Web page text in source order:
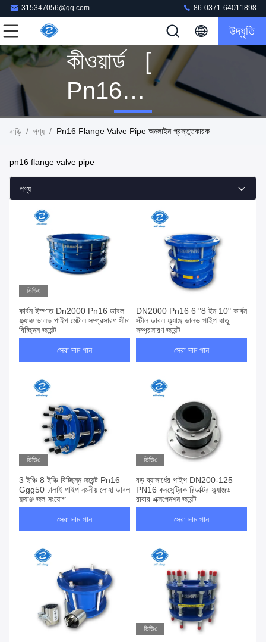
315347056@qq.com 86-0371-64011898
উদ্ধৃতি
কীওয়ার্ড [
Pn16
Flange
মিল 36 পণ্য
বাড়ি / পণ্য / Pn16 Flange Valve Pipe অনলাইন প্রস্তুতকারক
pn16 flange valve pipe
পণ্য
ভিডিও
কার্বন ইস্পাত Dn2000 Pn16 ডাবল
ফ্ল্যাঞ্জ ভালভ পাইপ মেটাল সম্প্রসারণ সীমা
বিচ্ছিন্ন জয়েন্ট
সেরা দাম পান
DN2000 Pn16 6 "8 ইন 10" কার্বন
স্টীল ডাবল ফ্ল্যাঞ্জ ভালভ পাইপ ধাতু
সম্প্রসারণ জয়েন্ট
সেরা দাম পান
ভিডিও
3 ইঞ্চি 8 ইঞ্চি বিচ্ছিন্ন জয়েন্ট Pn16
Ggg50 ঢালাই পাইপ নমনীয় লোহা ডাবল
ফ্ল্যাঞ্জ জল সংযোগ
সেরা দাম পান
ভিডিও
বড় ব্যাসার্ধের পাইপ DN200-125
PN16 কনসেন্ট্রিক রিডাক্টর ফ্ল্যাঞ্জড
রাবার এক্সপেনশন জয়েন্ট
সেরা দাম পান
ভিডিও